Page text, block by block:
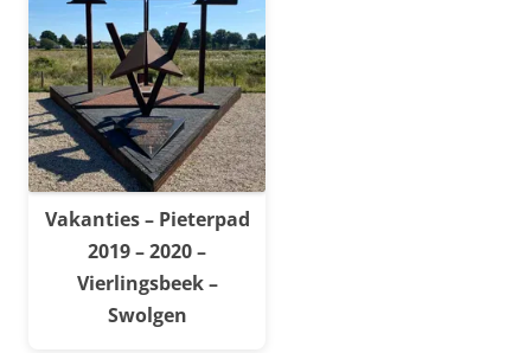
Vakanties – Pieterpad
2019 – 2020 –
Vierlingsbeek –
Swolgen